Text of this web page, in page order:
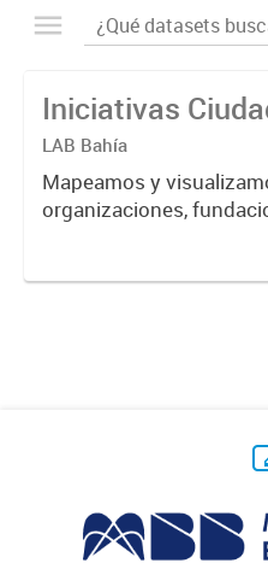
Iniciativas
LAB Bahía
Mapeamos y
organizaciones,
vecinales y todas las